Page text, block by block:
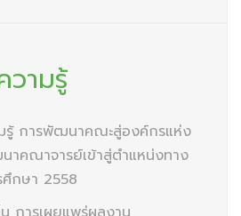
วามรู้
รู้ การพัฒนาคณะสู่องค์กรแห่ง
าคณาจารย์เข้าสู่ตำแหน่งทาง
ศึกษา 2558